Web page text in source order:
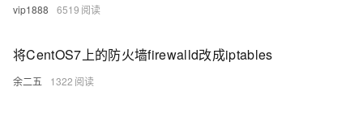
vip1888 6519
将CentOS7上的防火墙firewalld改成iptables
余二五 1322